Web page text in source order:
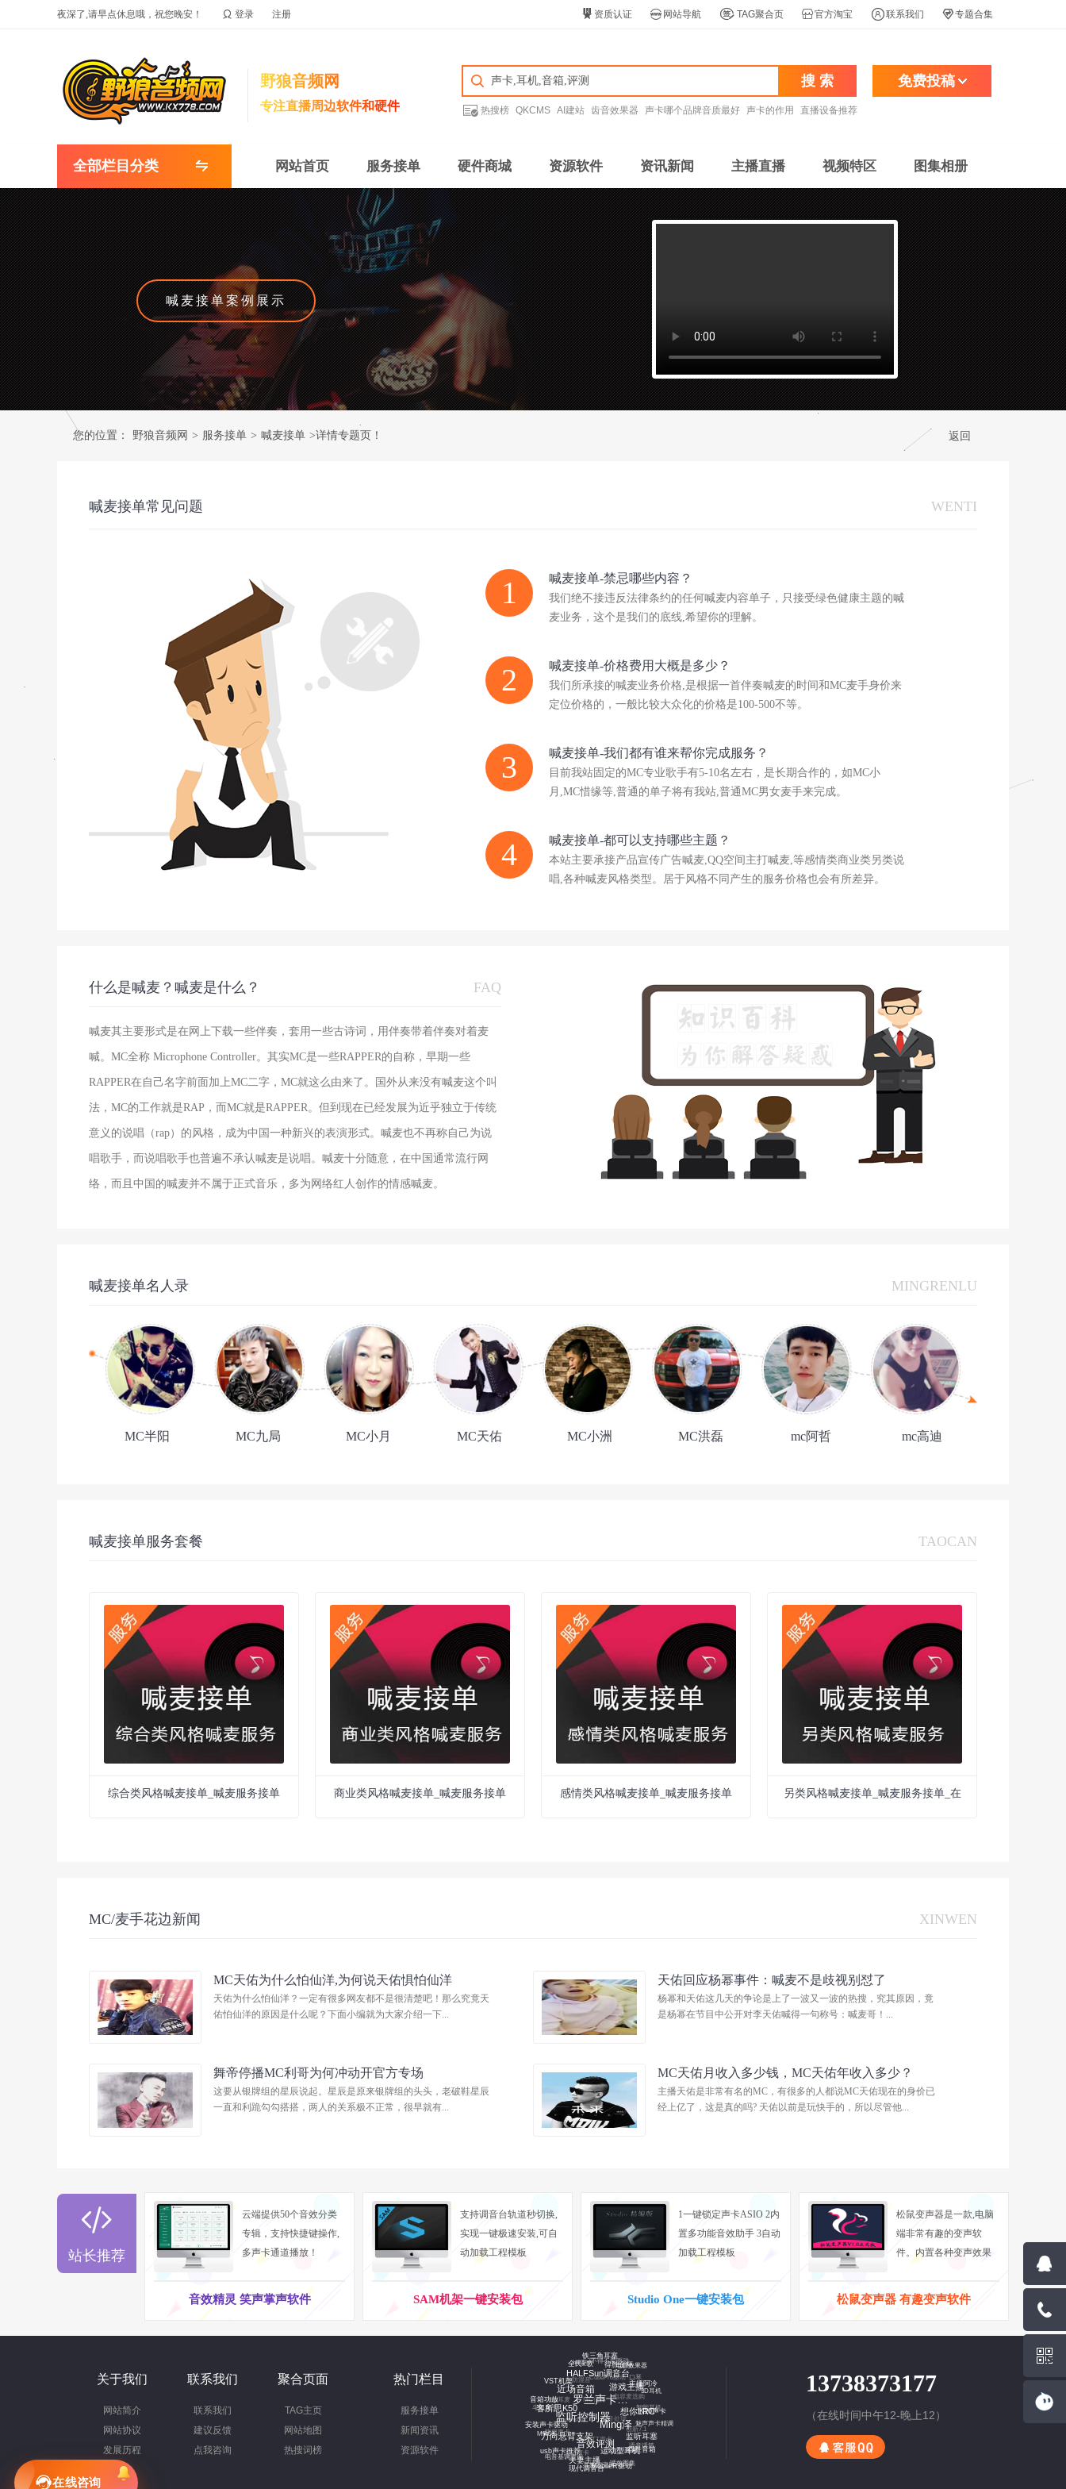
夜深了,请早点休息哦，祝您晚安！  登录 注册  资质认证  网站导航  TAG聚合页 官方淘宝 联系我们 专题合集
野狼音频网
专注直播周边软件和硬件
搜 索 免费投稿
 热搜榜 QKCMS AI建站 齿音效果器 声卡哪个品牌音质最好 声卡的作用 直播设备推荐
全部栏目分类 网站首页 服务接单 硬件商城 资源软件 资讯新闻 主播直播 视频特区 图集相册
喊麦接单案例展示
您的位置： 野狼音频网 > 服务接单 > 喊麦接单 >详情专题页！ 返回
喊麦接单常见问题 WENTI
1 喊麦接单-禁忌哪些内容？
我们绝不接违反法律条约的任何喊麦内容单子，只接受绿色健康主题的喊
麦业务，这个是我们的底线,希望你的理解。
2 喊麦接单-价格费用大概是多少？
我们所承接的喊麦业务价格,是根据一首伴奏喊麦的时间和MC麦手身价来
定位价格的，一般比较大众化的价格是100-500不等。
3 喊麦接单-我们都有谁来帮你完成服务？
目前我站固定的MC专业歌手有5-10名左右，是长期合作的，如MC小
月,MC惜缘等,普通的单子将有我站,普通MC男女麦手来完成。
4 喊麦接单-都可以支持哪些主题？
本站主要承接产品宣传广告喊麦,QQ空间主打喊麦,等感情类商业类另类说
唱,各种喊麦风格类型。居于风格不同产生的服务价格也会有所差异。
什么是喊麦？喊麦是什么？ FAQ
喊麦其主要形式是在网上下载一些伴奏，套用一些古诗词，用伴奏带着伴奏对着麦
喊。MC全称 Microphone Controller。其实MC是一些RAPPER的自称，早期一些
RAPPER在自己名字前面加上MC二字，MC就这么由来了。国外从来没有喊麦这个叫
法，MC的工作就是RAP，而MC就是RAPPER。但到现在已经发展为近乎独立于传统
意义的说唱（rap）的风格，成为中国一种新兴的表演形式。喊麦也不再称自己为说
唱歌手，而说唱歌手也普遍不承认喊麦是说唱。喊麦十分随意，在中国通常流行网
络，而且中国的喊麦并不属于正式音乐，多为网络红人创作的情感喊麦。
喊麦接单名人录 MINGRENLU
MC半阳 MC九局 MC小月 MC天佑 MC小洲 MC洪磊 mc阿哲 mc高迪
喊麦接单服务套餐 TAOCAN
综合类风格喊麦接单_喊麦服务接单 商业类风格喊麦接单_喊麦服务接单 感情类风格喊麦接单_喊麦服务接单 另类风格喊麦接单_喊麦服务接单_在
MC/麦手花边新闻 XINWEN
MC天佑为什么怕仙洋,为何说天佑惧怕仙洋
天佑为什么怕仙洋？一定有很多网友都不是很清楚吧！那么究竟天
佑怕仙洋的原因是什么呢？下面小编就为大家介绍一下...
天佑回应杨幂事件：喊麦不是歧视别怼了
杨幂和天佑这几天的争论是上了一波又一波的热搜，究其原因，竟
是杨幂在节目中公开对李天佑喊得一句称号：喊麦哥！...
舞帝停播MC利哥为何冲动开官方专场
这要从银牌组的星辰说起。星辰是原来银牌组的头头，老破鞋星辰
一直和利跪勾勾搭搭，两人的关系极不正常，很早就有...
MC天佑月收入多少钱，MC天佑年收入多少？
主播天佑是非常有名的MC，有很多的人都说MC天佑现在的身价已
经上亿了，这是真的吗? 天佑以前是玩快手的，所以尽管他...

站长推荐
云端提供50个音效分类
专辑，支持快捷键操作,
多声卡通道播放！
音效精灵 笑声掌声软件
支持调音台轨道秒切换,
实现一键极速安装,可自
动加载工程模板
SAM机架一键安装包
1一键锁定声卡ASIO 2内
置多功能音效助手 3自动
加载工程模板
Studio One一键安装包
松鼠变声器是一款,电脑
端非常有趣的变声软
件。内置各种变声效果
松鼠变声器 有趣变声软件
关于我们
网站简介
网站协议
发展历程
联系我们
联系我们
建议反馈
点我咨询
聚合页面
TAG主页
网站地图
热搜词榜
热门栏目
服务接单
新闻资讯
资源软件
得胜音箱
监听耳塞
运动型耳机
MobileR驱动
话放图集
语音话筒
魅声声卡精调
K10声卡
想你LRC
Ming泽
音效评测
夫妻主播
现代调音台
直播麦克风
野蛮生长
创新7.1
智能耳机
3D耳机
主播阿冷
游戏主播
罗兰声卡精调
监听控制器
万向悬臂支架
usb声卡推荐
电音基调查询
入门声卡
LEWITT声卡
混音处理
电容麦选购
口琴
电音效果器
得胜金杯
HALFSun调音台
近场音箱
客所思K50
安装声卡驱动
MRCK
联想声卡
console
MC仙洋
CubePro驱动
不得不爱驱动
铁三角耳塞
全民k歌
VST机架
音箱功放
斗鱼魔王
dsp耳麦
内防混音
hifi声卡
13738373177
（在线时间中午12-晚上12）
在线咨询